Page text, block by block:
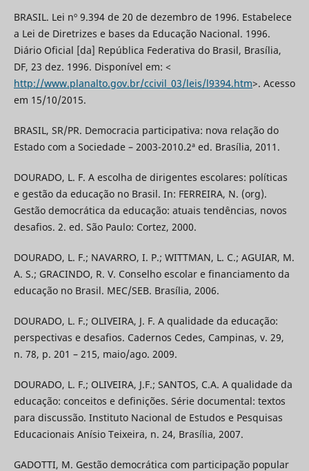
BRASIL. Lei nº 9.394 de 20 de dezembro de 1996. Estabelece
a Lei de Diretrizes e bases da Educação Nacional. 1996.
Diário Oficial [da] República Federativa do Brasil, Brasília,
DF, 23 dez. 1996. Disponível em: <
http://www.planalto.gov.br/ccivil_03/leis/l9394.htm>. Acesso
em 15/10/2015.
BRASIL, SR/PR. Democracia participativa: nova relação do
Estado com a Sociedade – 2003-2010.2ª ed. Brasília, 2011.
DOURADO, L. F. A escolha de dirigentes escolares: políticas
e gestão da educação no Brasil. In: FERREIRA, N. (org).
Gestão democrática da educação: atuais tendências, novos
desafios. 2. ed. São Paulo: Cortez, 2000.
DOURADO, L. F.; NAVARRO, I. P.; WITTMAN, L. C.; AGUIAR, M.
A. S.; GRACINDO, R. V. Conselho escolar e financiamento da
educação no Brasil. MEC/SEB. Brasília, 2006.
DOURADO, L. F.; OLIVEIRA, J. F. A qualidade da educação:
perspectivas e desafios. Cadernos Cedes, Campinas, v. 29,
n. 78, p. 201 – 215, maio/ago. 2009.
DOURADO, L. F.; OLIVEIRA, J.F.; SANTOS, C.A. A qualidade da
educação: conceitos e definições. Série documental: textos
para discussão. Instituto Nacional de Estudos e Pesquisas
Educacionais Anísio Teixeira, n. 24, Brasília, 2007.
GADOTTI, M. Gestão democrática com participação popular